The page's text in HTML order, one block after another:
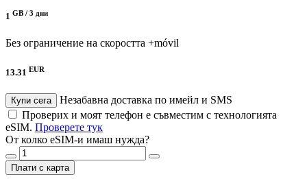
1 GB / 3 дни
Без ограничение на скоростта +móvil
13.31 EUR
Купи сега
Незабавна доставка по имейл и SMS
Проверих и моят телефон е съвместим с технологията
eSIM. Проверете тук
От колко eSIM-и имаш нужда?
Плати с карта